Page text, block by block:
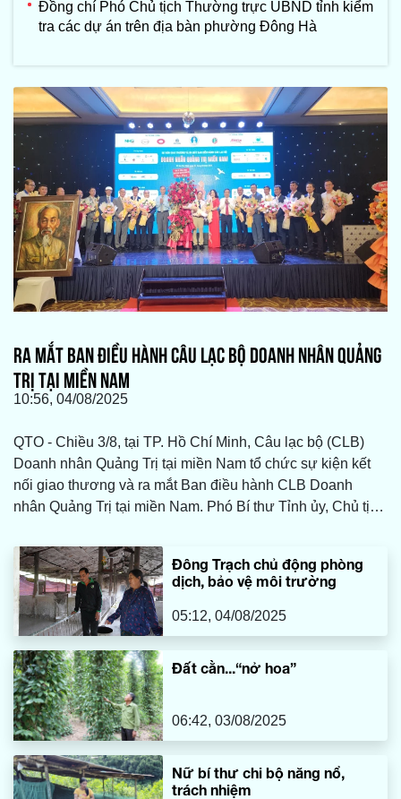
Đồng chí Phó Chủ tịch Thường trực UBND tỉnh kiểm
tra các dự án trên địa bàn phường Đông Hà
RA MẮT BAN ĐIỀU HÀNH CÂU LẠC BỘ DOANH NHÂN QUẢNG
TRỊ TẠI MIỀN NAM
10:56, 04/08/2025
QTO - Chiều 3/8, tại TP. Hồ Chí Minh, Câu lạc bộ (CLB)
Doanh nhân Quảng Trị tại miền Nam tổ chức sự kiện kết
nối giao thương và ra mắt Ban điều hành CLB Doanh
nhân Quảng Trị tại miền Nam. Phó Bí thư Tỉnh ủy, Chủ tịch
Lê Đức Tiến; đại diện lãnh đạo các sở, ban, ngành cùng
đông đảo doanh nghiệp, doanh nhân Quảng Trị tại TP. Hồ
Chí Minh và các tỉnh miền Nam tham dự.
Đông Trạch chủ động phòng
dịch, bảo vệ môi trường
05:12, 04/08/2025
Đất cằn...“nở hoa”
06:42, 03/08/2025
Nữ bí thư chi bộ năng nổ,
trách nhiệm